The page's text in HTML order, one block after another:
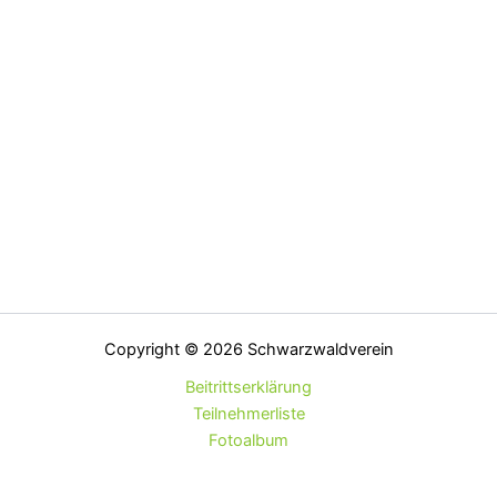
Copyright © 2026 Schwarzwaldverein
Beitrittserklärung
Teilnehmerliste
Fotoalbum